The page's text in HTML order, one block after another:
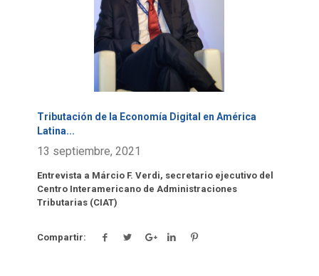
Tributación de la Economía Digital en América
Latina...
13 septiembre, 2021
Entrevista a Márcio F. Verdi, secretario ejecutivo del
Centro Interamericano de Administraciones
Tributarias (CIAT)
Compartir: